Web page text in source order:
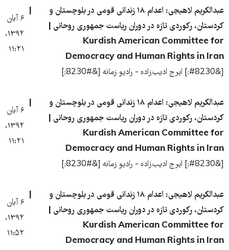
عبدالکریم لاهیجی: اعدام ۱۸ زندانی قومی در بلوچستان و
کردستان، رکوردی تازه در دوران ریاست جمهوری روحانی |
Kurdish American Committee for
Democracy and Human Rights in Iran
۶ آبان
۱۳۹۲،
۱۱:۲۱
[&#8230;] ایرج ادیب‌زاده - رادیو زمانه [&#8230;]
عبدالکریم لاهیجی: اعدام ۱۸ زندانی قومی در بلوچستان و
کردستان، رکوردی تازه در دوران ریاست جمهوری روحانی |
Kurdish American Committee for
Democracy and Human Rights in Iran
۶ آبان
۱۳۹۲،
۱۱:۲۱
[&#8230;] ایرج ادیب‌زاده - رادیو زمانه [&#8230;]
عبدالکریم لاهیجی: اعدام ۱۸ زندانی قومی در بلوچستان و
کردستان، رکوردی تازه در دوران ریاست جمهوری روحانی |
Kurdish American Committee for
Democracy and Human Rights in Iran
۶ آبان
۱۳۹۲،
۱۱:۵۲